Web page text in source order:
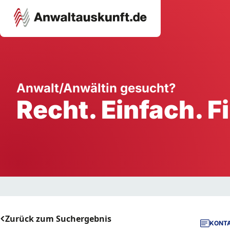
Ausbildung
Handwerk
Dienstleistung
Anwalt/Anwältin gesucht?
Recht. Einfach.
Zurück zum Suchergebnis